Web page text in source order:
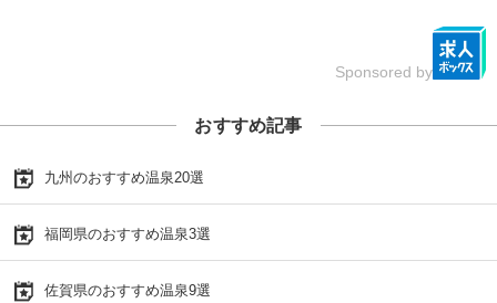
Sponsored by
おすすめ記事
九州のおすすめ温泉20選
福岡県のおすすめ温泉3選
佐賀県のおすすめ温泉9選